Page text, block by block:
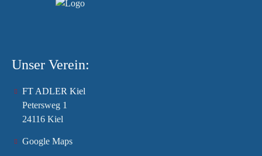
Unser Verein:
FT ADLER Kiel
Petersweg 1
24116 Kiel
Google Maps